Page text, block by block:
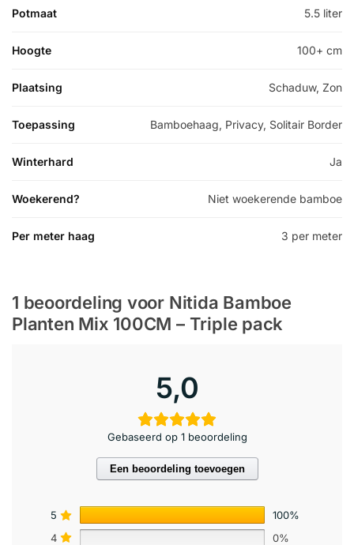
Potmaat 5.5 liter
Hoogte 100+ cm
Plaatsing Schaduw, Zon
Toepassing Bamboehaag, Privacy, Solitair Border
Winterhard Ja
Woekerend? Niet woekerende bamboe
Per meter haag 3 per meter
1 beoordeling voor Nitida Bamboe
Planten Mix 100CM – Triple pack
5,0
Gebaseerd op 1 beoordeling
Een beoordeling toevoegen
5
100%
4
0%